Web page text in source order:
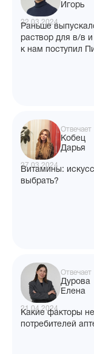
Игорь
22.03.2024
Раньше
раствор для в/в
к нам поступил
Отвечает
Кобец
Дарья
27.03.2024
Витамины:
выбрать?
Отвечает
Дурова
Елена
21.04.2024
Какие факторы
потребителей